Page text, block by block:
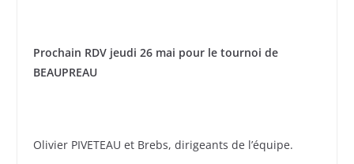
Prochain RDV jeudi 26 mai pour le tournoi de
BEAUPREAU
Olivier PIVETEAU et Brebs, dirigeants de l’équipe.